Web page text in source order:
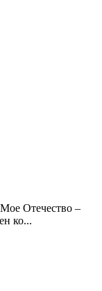
Отечество –
ко...